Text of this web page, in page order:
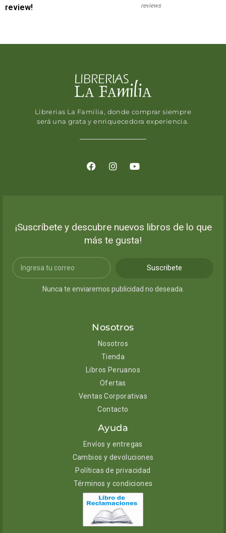
review!
reviews
Librerias La Familia, donde comprar siempre
será una grata y enriquecedora experiencia.
¡Suscríbete y descubre nuevos libros de lo que
más te gusta!
Suscribete
Nunca te enviaremos publicidad no deseada.
Nosotros
Nosotros
Tienda
Libros Peruanos
Ofertas
Ventas Corporativas
Contacto
Ayuda
Envíos y entregas
Cambios y devoluciones
Políticas de privacidad
Términos y condiciones